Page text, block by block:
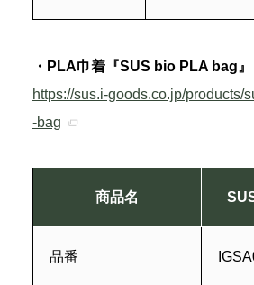
・PLA巾着『SUS bio PLA bag』
https://sus.i-goods.co.jp/products/
-bag
商品名
品番